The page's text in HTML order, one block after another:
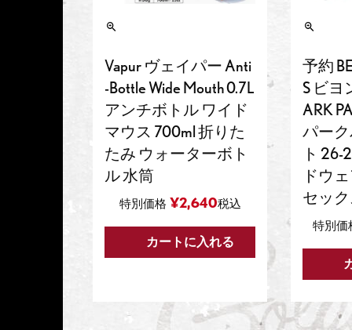
Vapur ヴェイパー Anti
-Bottle Wide Mouth 0.7L
アンチボトル ワイド
マウス 700ml 折りた
たみ ウォーターボト
ル 水筒
特別価格 ¥2,640税込
カートに入れる
予約
S ビヨ
ARK
パー
ト 26-
ドウ
セッ
特別価